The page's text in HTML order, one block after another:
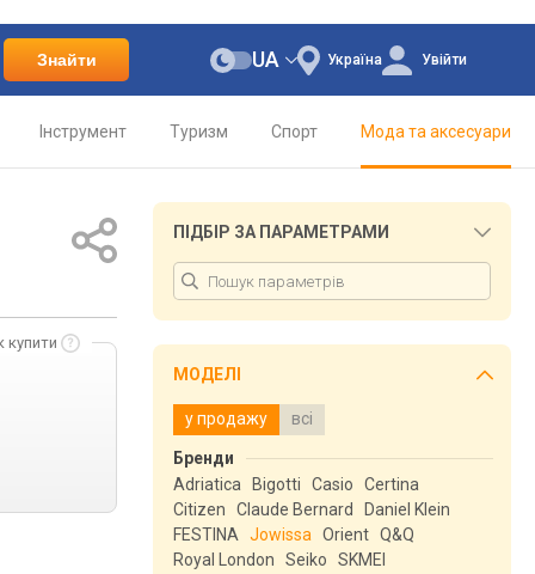
Знайти Україна
UA Увійти
Інструмент Туризм Спорт Мода та аксесуари
купити
ПІДБІР ЗА ПАРАМЕТРАМИ
МОДЕЛІ
у продажу всі
Бренди
Adriatica
Bigotti Casio
Certina
Citizen
Claude Bernard
Daniel Klein
FESTINA
Jowissa Orient Q&Q
Royal London
Seiko
SKMEI